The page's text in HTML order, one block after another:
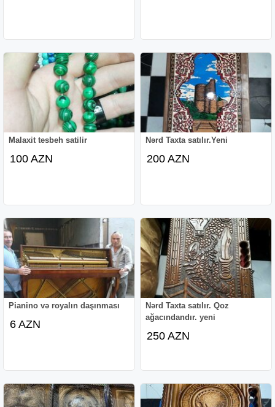
Malaxit tesbeh satilir
100 AZN
Nərd Taxta satılır.Yeni
200 AZN
Pianino və royalın daşınması
6 AZN
Nərd Taxta satılır. Qoz
ağacındandır. yeni
250 AZN